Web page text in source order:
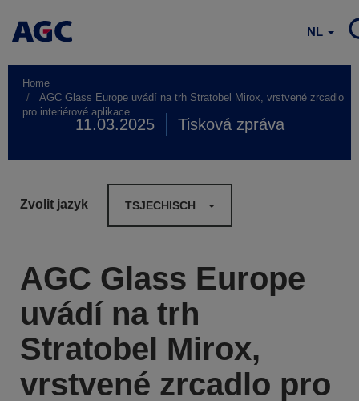
NL
Home
AGC Glass Europe uvádí na trh Stratobel Mirox, vrstvené zrcadlo
pro interiérové aplikace
11.03.2025 Tisková zpráva
Zvolit jazyk TSJECHISCH
AGC Glass Europe
uvádí na trh
Stratobel Mirox,
vrstvené zrcadlo pro